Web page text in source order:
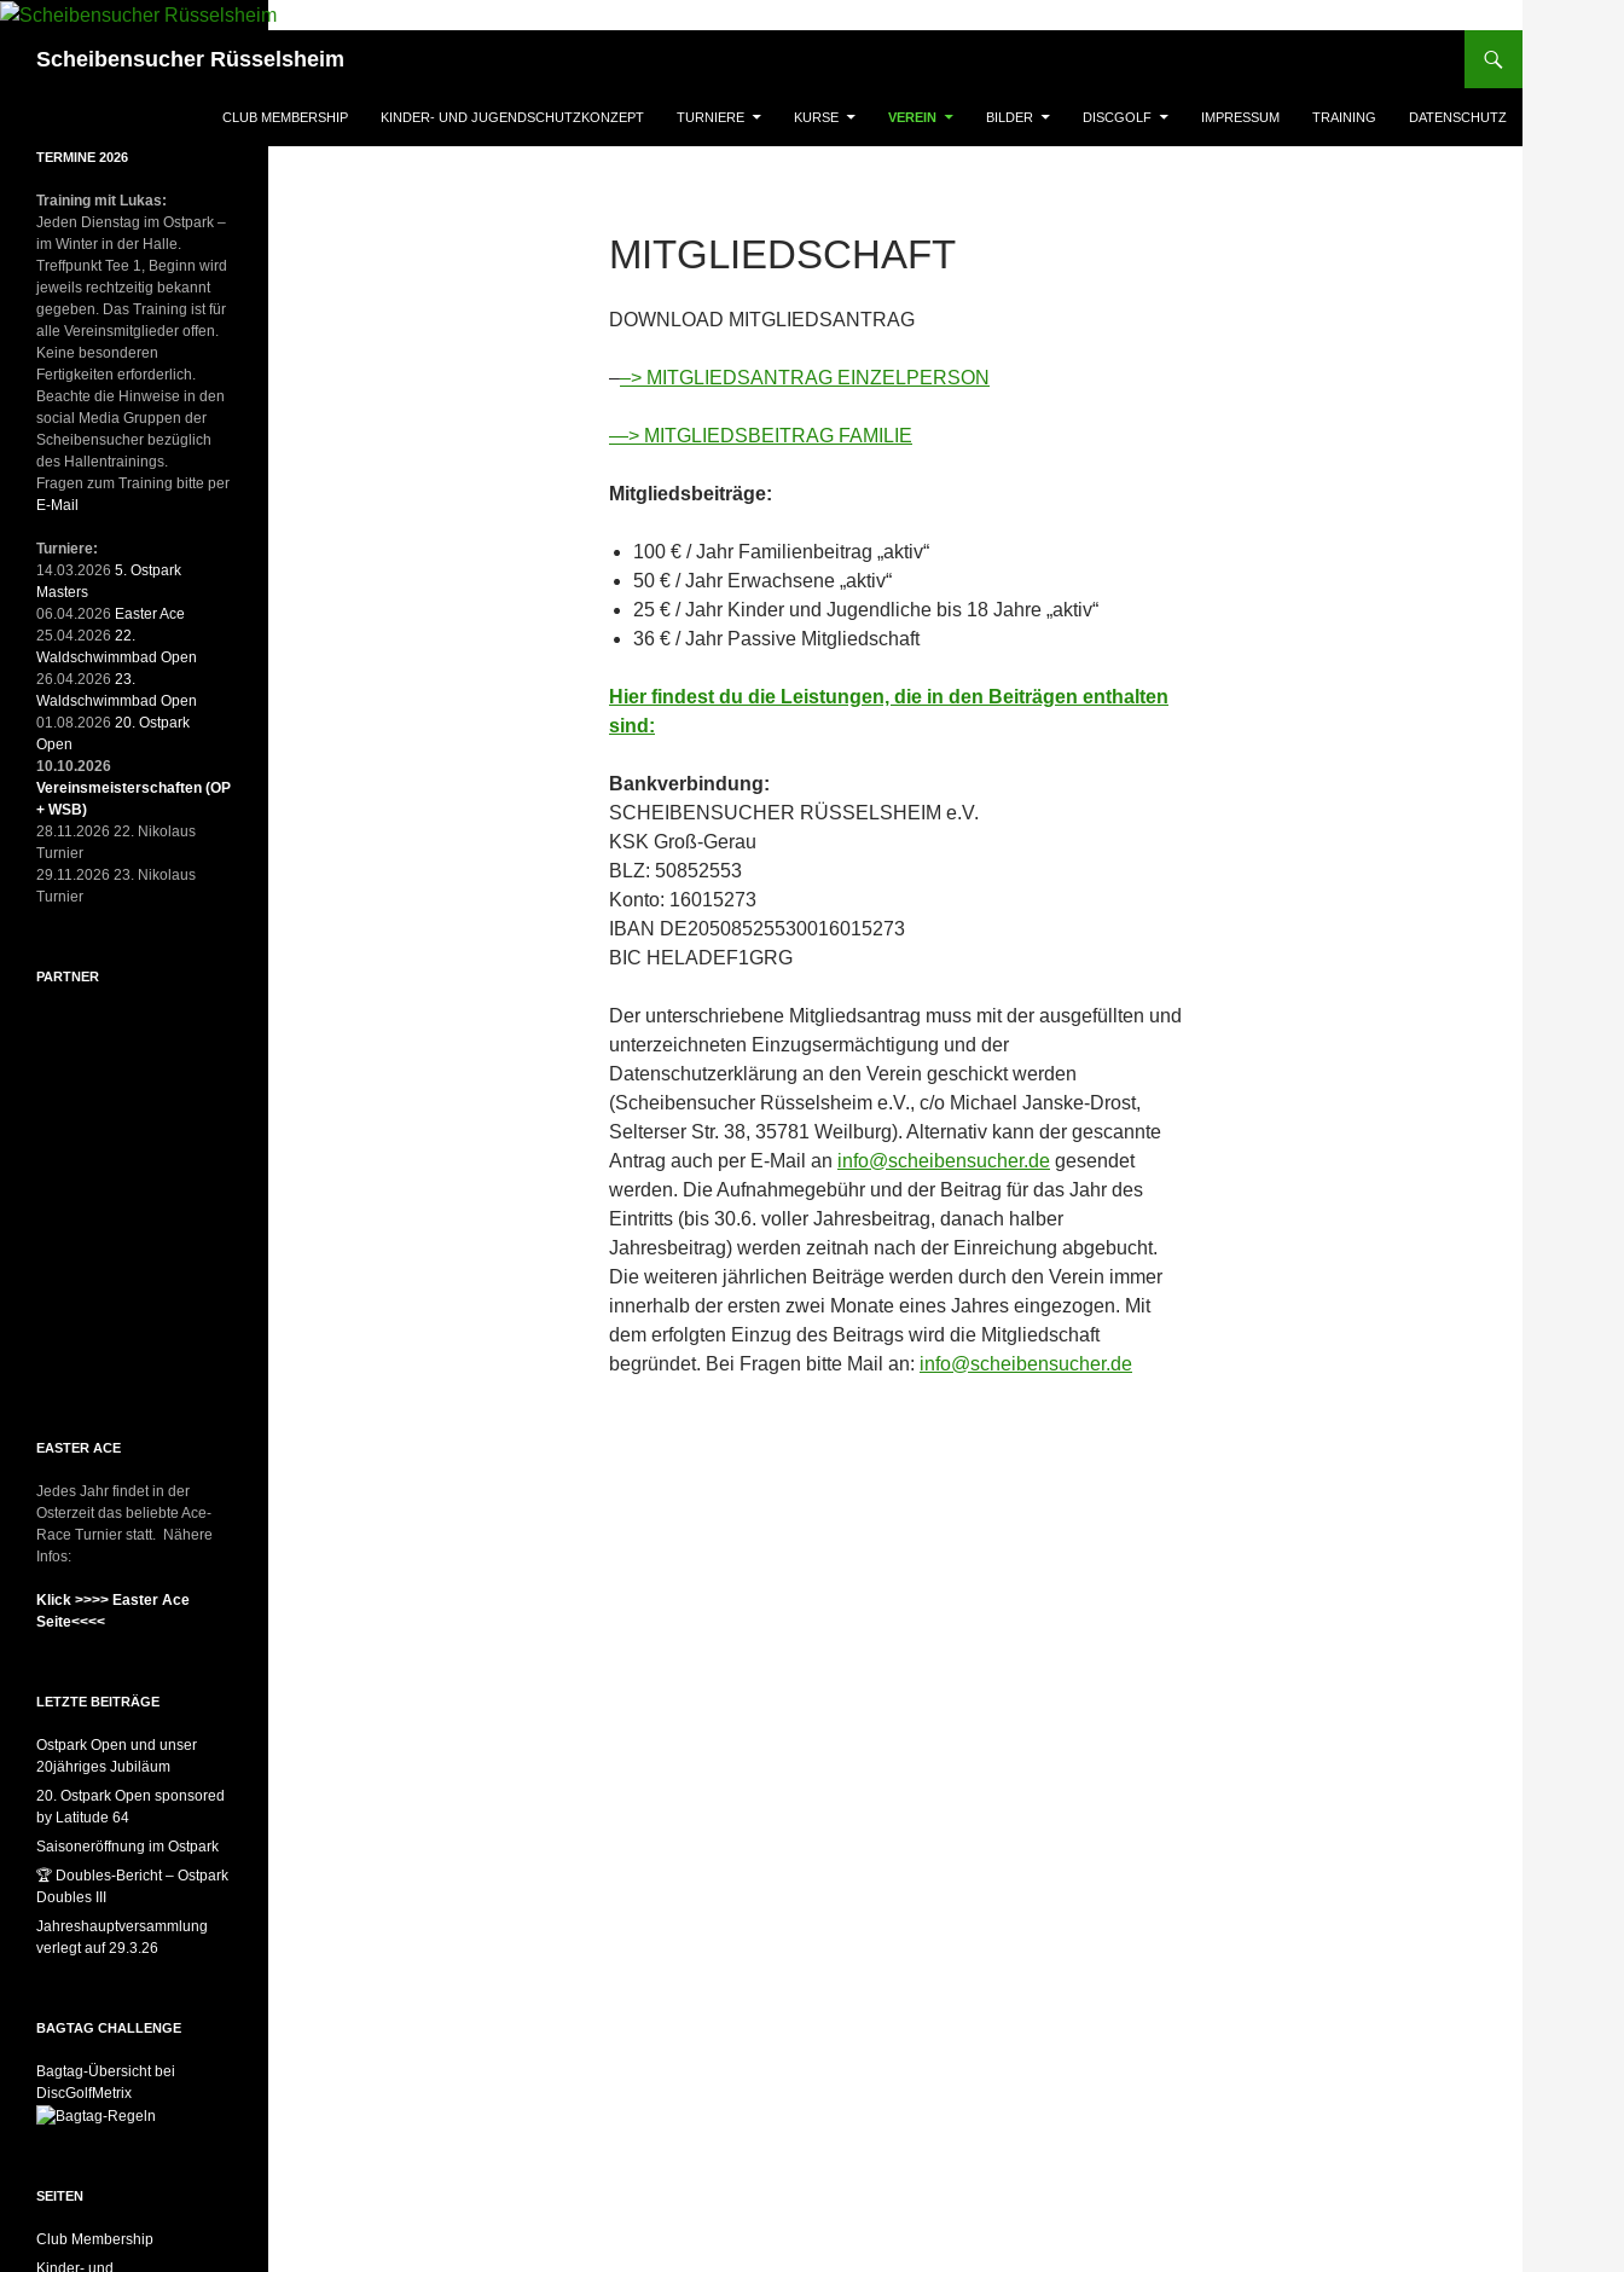
Scheibensucher Rüsselsheim
CLUB MEMBERSHIP
KINDER- UND JUGENDSCHUTZKONZEPT TURNIERE KURSE VEREIN BILDER DISCGOLF IMPRESSUM TRAINING DATENSCHUTZ
MITGLIEDSCHAFT
DOWNLOAD MITGLIEDSANTRAG
––> MITGLIEDSANTRAG EINZELPERSON
—> MITGLIEDSBEITRAG FAMILIE
Mitgliedsbeiträge:
100 € / Jahr Familienbeitrag „aktiv“
50 € / Jahr Erwachsene „aktiv“
25 € / Jahr Kinder und Jugendliche bis 18 Jahre „aktiv“
36 € / Jahr Passive Mitgliedschaft
Hier findest du die Leistungen, die in den Beiträgen enthalten
sind:
Bankverbindung:
SCHEIBENSUCHER RÜSSELSHEIM e.V.
KSK Groß-Gerau
BLZ: 50852553
Konto: 16015273
IBAN DE20508525530016015273
BIC HELADEF1GRG
Der unterschriebene Mitgliedsantrag muss mit der ausgefüllten und
unterzeichneten Einzugsermächtigung und der
Datenschutzerklärung an den Verein geschickt werden
(Scheibensucher Rüsselsheim e.V., c/o Michael Janske-Drost,
Selterser Str. 38, 35781 Weilburg). Alternativ kann der gescannte
Antrag auch per E-Mail an info@scheibensucher.de gesendet
werden. Die Aufnahmegebühr und der Beitrag für das Jahr des
Eintritts (bis 30.6. voller Jahresbeitrag, danach halber
Jahresbeitrag) werden zeitnah nach der Einreichung abgebucht.
Die weiteren jährlichen Beiträge werden durch den Verein immer
innerhalb der ersten zwei Monate eines Jahres eingezogen. Mit
dem erfolgten Einzug des Beitrags wird die Mitgliedschaft
begründet. Bei Fragen bitte Mail an: info@scheibensucher.de
TERMINE 2026
Training mit Lukas:
Jeden Dienstag im Ostpark –
im Winter in der Halle.
Treffpunkt Tee 1, Beginn wird
jeweils rechtzeitig bekannt
gegeben. Das Training ist für
alle Vereinsmitglieder offen.
Keine besonderen
Fertigkeiten erforderlich.
Beachte die Hinweise in den
social Media Gruppen der
Scheibensucher bezüglich
des Hallentrainings.
Fragen zum Training bitte per
E-Mail
Turniere:
14.03.2026 5. Ostpark
Masters
06.04.2026 Easter Ace
25.04.2026 22.
Waldschwimmbad Open
26.04.2026 23.
Waldschwimmbad Open
01.08.2026 20. Ostpark
Open
10.10.2026
Vereinsmeisterschaften (OP
+ WSB)
28.11.2026 22. Nikolaus
Turnier
29.11.2026 23. Nikolaus
Turnier
PARTNER
EASTER ACE
Jedes Jahr findet in der
Osterzeit das beliebte Ace-
Race Turnier statt. Nähere
Infos:
Klick >>>> Easter Ace
Seite<<<<
LETZTE BEITRÄGE
Ostpark Open und unser
20jähriges Jubiläum
20. Ostpark Open sponsored
by Latitude 64
Saisoneröffnung im Ostpark
🏆 Doubles-Bericht – Ostpark
Doubles III
Jahreshauptversammlung
verlegt auf 29.3.26
BAGTAG CHALLENGE
Bagtag-Übersicht bei
DiscGolfMetrix
SEITEN
Club Membership
Kinder- und